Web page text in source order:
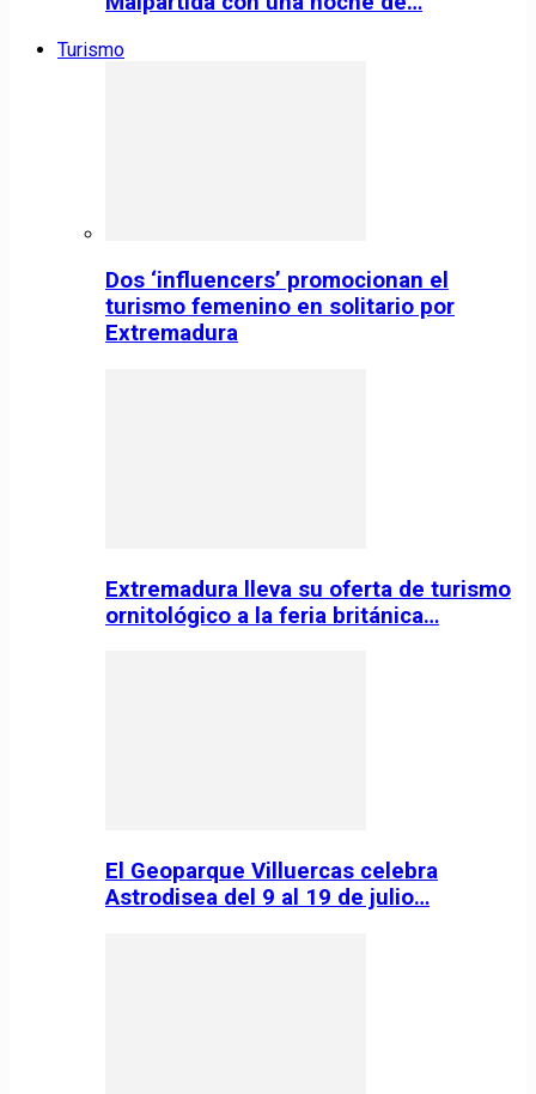
Turismo
Dos ‘influencers’ promocionan el
turismo femenino en solitario por
Extremadura
Extremadura lleva su oferta de turismo
ornitológico a la feria británica…
El Geoparque Villuercas celebra
Astrodisea del 9 al 19 de julio…